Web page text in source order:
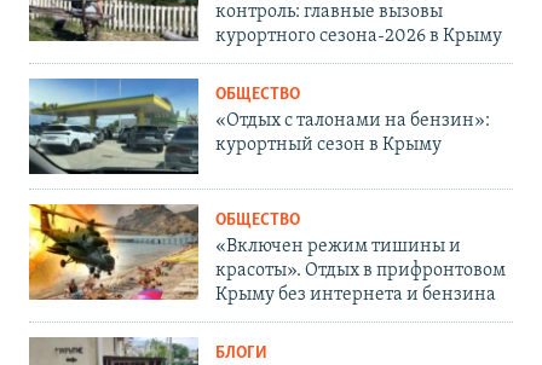
контроль: главные вызовы
курортного сезона-2026 в Крыму
ОБЩЕСТВО
«Отдых с талонами на бензин»:
курортный сезон в Крыму
ОБЩЕСТВО
«Включен режим тишины и
красоты». Отдых в прифронтовом
Крыму без интернета и бензина
БЛОГИ